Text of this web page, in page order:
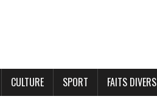
CULTURE SPORT FAITS DIVERS